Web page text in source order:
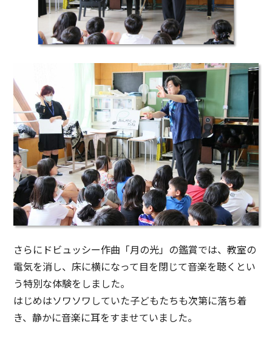
さらにドビュッシー作曲「月の光」の鑑賞では、教室の
電気を消し、床に横になって目を閉じて音楽を聴くとい
う特別な体験をしました。
はじめはソワソワしていた子どもたちも次第に落ち着
き、静かに音楽に耳をすませていました。